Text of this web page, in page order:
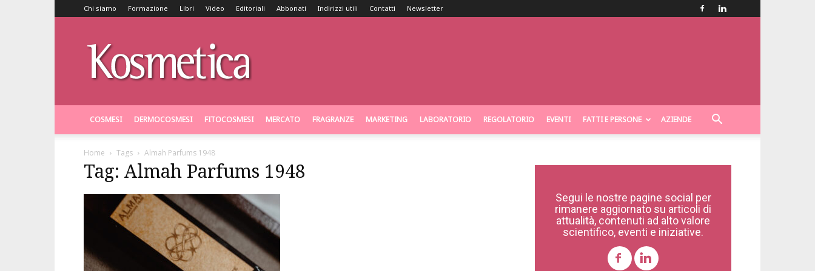
Chi siamo Formazione Libri Video Editoriali Abbonati Indirizzi utili Contatti Newsletter
COSMESI DERMOCOSMESI FITOCOSMESI MERCATO FRAGRANZE MARKETING LABORATORIO REGOLATORIO EVENTI FATTI E PERSONE AZIENDE
Home Tags Almah Parfums 1948
Tag: Almah Parfums 1948
Segui le nostre pagine social per
rimanere aggiornato su articoli di
attualità, contenuti ad alto valore
scientifico, eventi e iniziative.